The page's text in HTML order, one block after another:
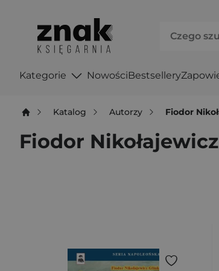
Kategorie NowościBestsellery
Katalog Autorzy Fiodor
Fiodor